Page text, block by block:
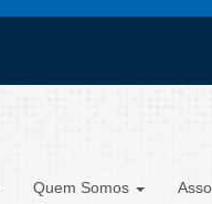
Quem Somos